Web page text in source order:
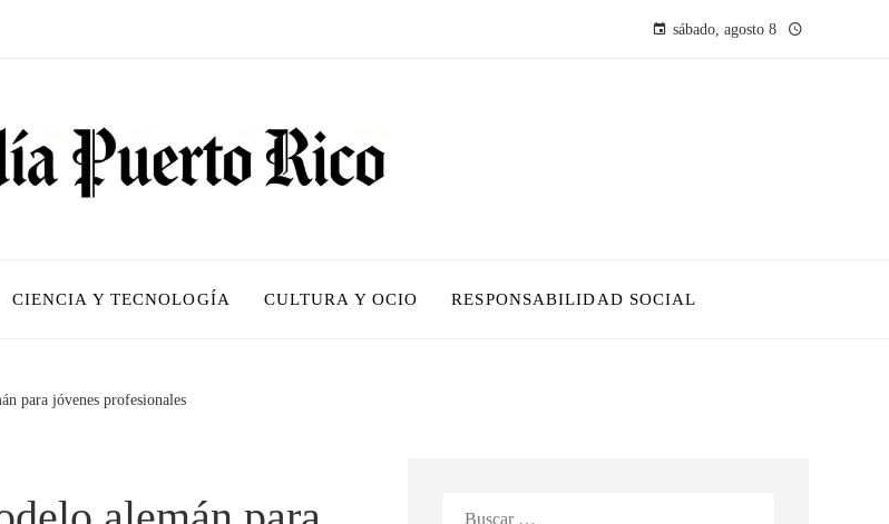
sábado, agosto 8
CIENCIA Y TECNOLOGÍA CULTURA Y OCIO RESPONSABILIDAD SOCIAL
para jóvenes profesionales